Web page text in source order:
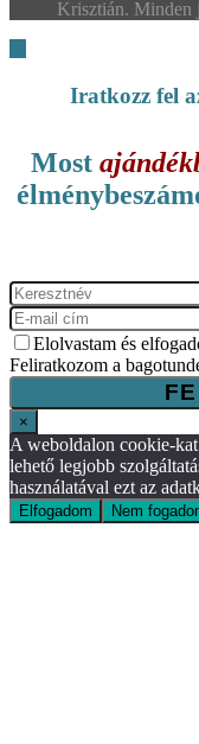
Krisztián. Minden
Iratkozz fel
Most
Elolvastam és
Feliratkozom a
×
A weboldalon cookie-
lehető legjobb
használatával ezt az
Elfogadom Nem